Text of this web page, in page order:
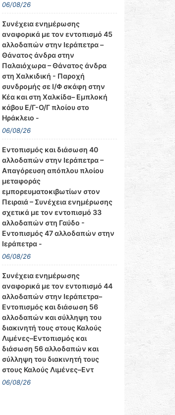
06/08/26
Συνέχεια ενημέρωσης
αναφορικά με τον εντοπισμό 45
αλλοδαπών στην Ιεράπετρα –
Θάνατος άνδρα στην
Παλαιόχωρα – Θάνατος άνδρα
στη Χαλκιδική - Παροχή
συνδρομής σε Ι/Φ σκάφη στην
Κέα και στη Χαλκίδα– Εμπλοκή
κάβου Ε/Γ-Ο/Γ πλοίου στο
Ηράκλειο -
06/08/26
Εντοπισμός και διάσωση 40
αλλοδαπών στην Ιεράπετρα –
Απαγόρευση απόπλου πλοίου
μεταφοράς
εμπορευματοκιβωτίων στον
Πειραιά – Συνέχεια ενημέρωσης
σχετικά με τον εντοπισμό 33
αλλοδαπών στη Γαύδο -
Εντοπισμός 47 αλλοδαπών στην
Ιεράπετρα -
06/08/26
Συνέχεια ενημέρωσης
αναφορικά με τον εντοπισμό 44
αλλοδαπών στην Ιεράπετρα–
Εντοπισμός και διάσωση 56
αλλοδαπών και σύλληψη του
διακινητή τους στους Καλούς
Λιμένες–Εντοπισμός και
διάσωση 56 αλλοδαπών και
σύλληψη του διακινητή τους
στους Καλούς Λιμένες–Εντ
06/08/26